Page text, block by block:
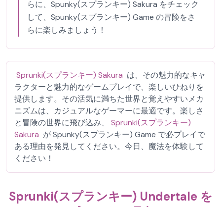
らに、Spunky(スプランキー) Sakura をチェック
して、Spunky(スプランキー) Game の冒険をさ
らに楽しみましょう！
Sprunki(スプランキー) Sakura は、その魅力的なキャ
ラクターと魅力的なゲームプレイで、楽しいひねりを
提供します。その活気に満ちた世界と覚えやすいメカ
ニズムは、カジュアルなゲーマーに最適です。楽しさ
と冒険の世界に飛び込み、
Sprunki(スプランキー)
Sakura が Spunky(スプランキー) Game で必プレイで
ある理由を発見してください。今日、魔法を体験して
ください！
Sprunki(スプランキー) Undertale を